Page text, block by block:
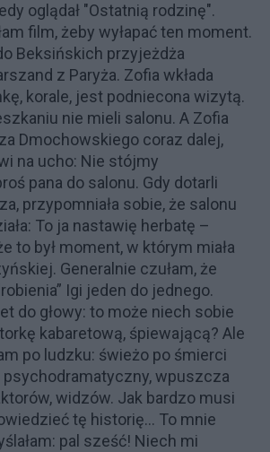
oglądał "Ostatnią rodzinę".
film, żeby wyłapać ten moment.
Beksińskich przyjeżdża
z Paryża. Zofia wkłada
korale, jest podniecona wizytą.
nie mieli salonu. A Zofia
Dmochowskiego coraz dalej,
na ucho: Nie stójmy
pana do salonu. Gdy dotarli
przypomniała sobie, że salonu
To ja nastawię herbatę –
to był moment, w którym miała
Generalnie czułam, że
Igi jeden do jednego.
do głowy: to może niech sobie
kabaretową, śpiewającą? Ale
po ludzku: świeżo po śmierci
psychodramatyczny, wpuszcza
widzów. Jak bardzo musi
tę historię... To mnie
pal sześć! Niech mi